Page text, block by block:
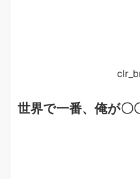
世界で一番、俺が〇